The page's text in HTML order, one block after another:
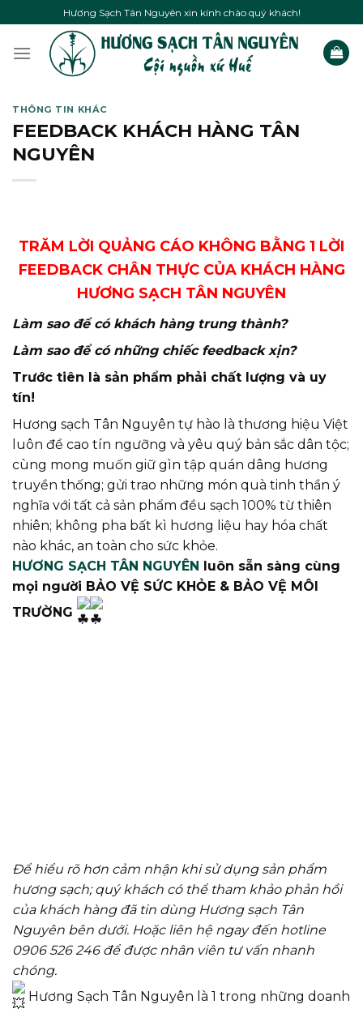
to
content
Hương Sạch Tân Nguyên xin kính chào quý khách!
THÔNG TIN KHÁC
FEEDBACK KHÁCH HÀNG TÂN
NGUYÊN
TRĂM LỜI QUẢNG CÁO KHÔNG BẰNG 1 LỜI
FEEDBACK CHÂN THỰC CỦA KHÁCH HÀNG
HƯƠNG SẠCH TÂN NGUYÊN
Làm sao để có khách hàng trung thành?
Làm sao để có những chiếc feedback xịn?
Trước tiên là sản phẩm phải chất lượng và uy
tín!
Hương sạch Tân Nguyên tự hào là thương hiệu Việt
luôn đề cao tín ngưỡng và yêu quý bản sắc dân tộc;
cùng mong muốn giữ gìn tập quán dâng hương
truyền thống; gửi trao những món quà tinh thần ý
nghĩa với tất cả sản phẩm đều sạch 100% từ thiên
nhiên; không pha bất kì hương liệu hay hóa chất
nào khác, an toàn cho sức khỏe.
HƯƠNG SẠCH TÂN NGUYÊN luôn sẵn sàng cùng
mọi người BẢO VỆ SỨC KHỎE & BẢO VỆ MÔI
TRƯỜNG
Để hiểu rõ hơn cảm nhận khi sử dụng sản phẩm
hương sạch; quý khách có thể tham khảo phản hồi
của khách hàng đã tin dùng Hương sạch Tân
Nguyên bên dưới. Hoặc liên hệ ngay đến hotline
0906 526 246 để được nhân viên tư vấn nhanh
chóng.
Hương Sạch Tân Nguyên là 1 trong những doanh